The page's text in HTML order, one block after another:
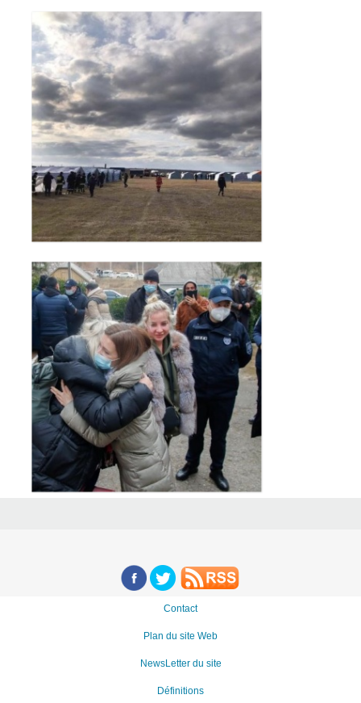
Contact
Plan du site Web
NewsLetter du site
Définitions